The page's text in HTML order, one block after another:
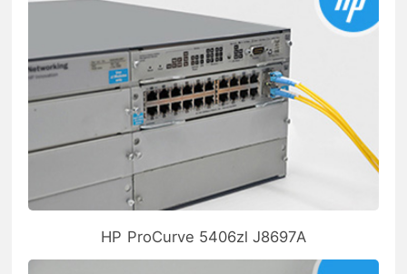
HP ProCurve 5406zl J8697A